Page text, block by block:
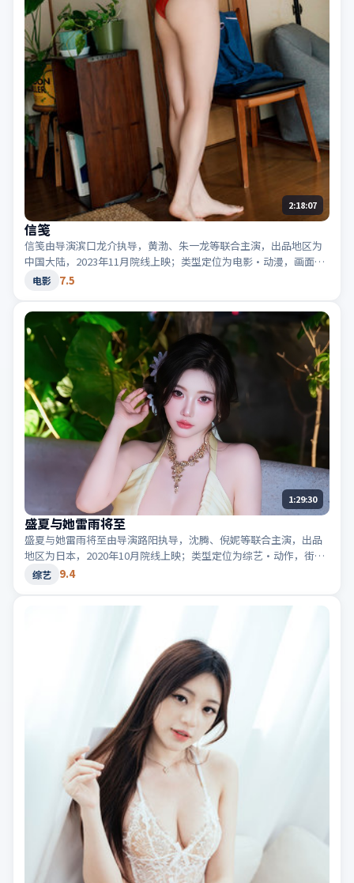
2:18:07
信笺
信笺由导演滨口龙介执导，黄渤、朱一龙等联合主演，出品地区为
中国大陆，2023年11月院线上映；类型定位为电影·动漫，画面色
彩鲜明。适合检索「中国大陆动漫」「2023高分电影」等相关关键
电影 7.5
1:29:30
盛夏与她雷雨将至
盛夏与她雷雨将至由导演路阳执导，沈腾、倪妮等联合主演，出品
地区为日本，2020年10月院线上映；类型定位为综艺·动作，街头
追逐与爆破场面交错。适合检索「日本动作」「2020高分综艺」等
综艺 9.4